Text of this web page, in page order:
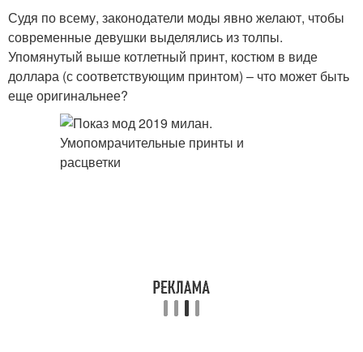
Судя по всему, законодатели моды явно желают, чтобы
современные девушки выделялись из толпы.
Упомянутый выше котлетный принт, костюм в виде
доллара (с соответствующим принтом) – что может быть
еще оригинальнее?